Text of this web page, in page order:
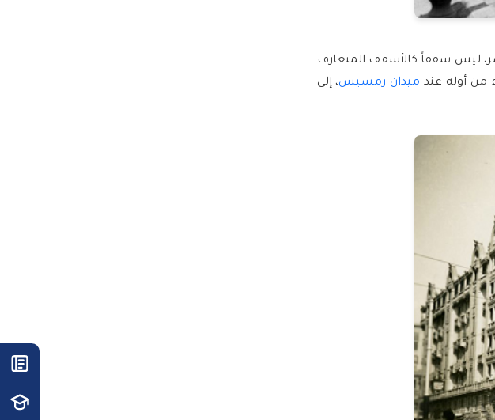
مصر، ليس سقفاً كالأسقف المتعارف
ميدان رمسيس، إلى